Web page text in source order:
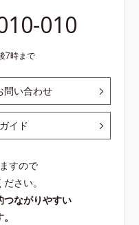
010
7時まで
問い合わせ
イド
すので
さい。
つながりやすい